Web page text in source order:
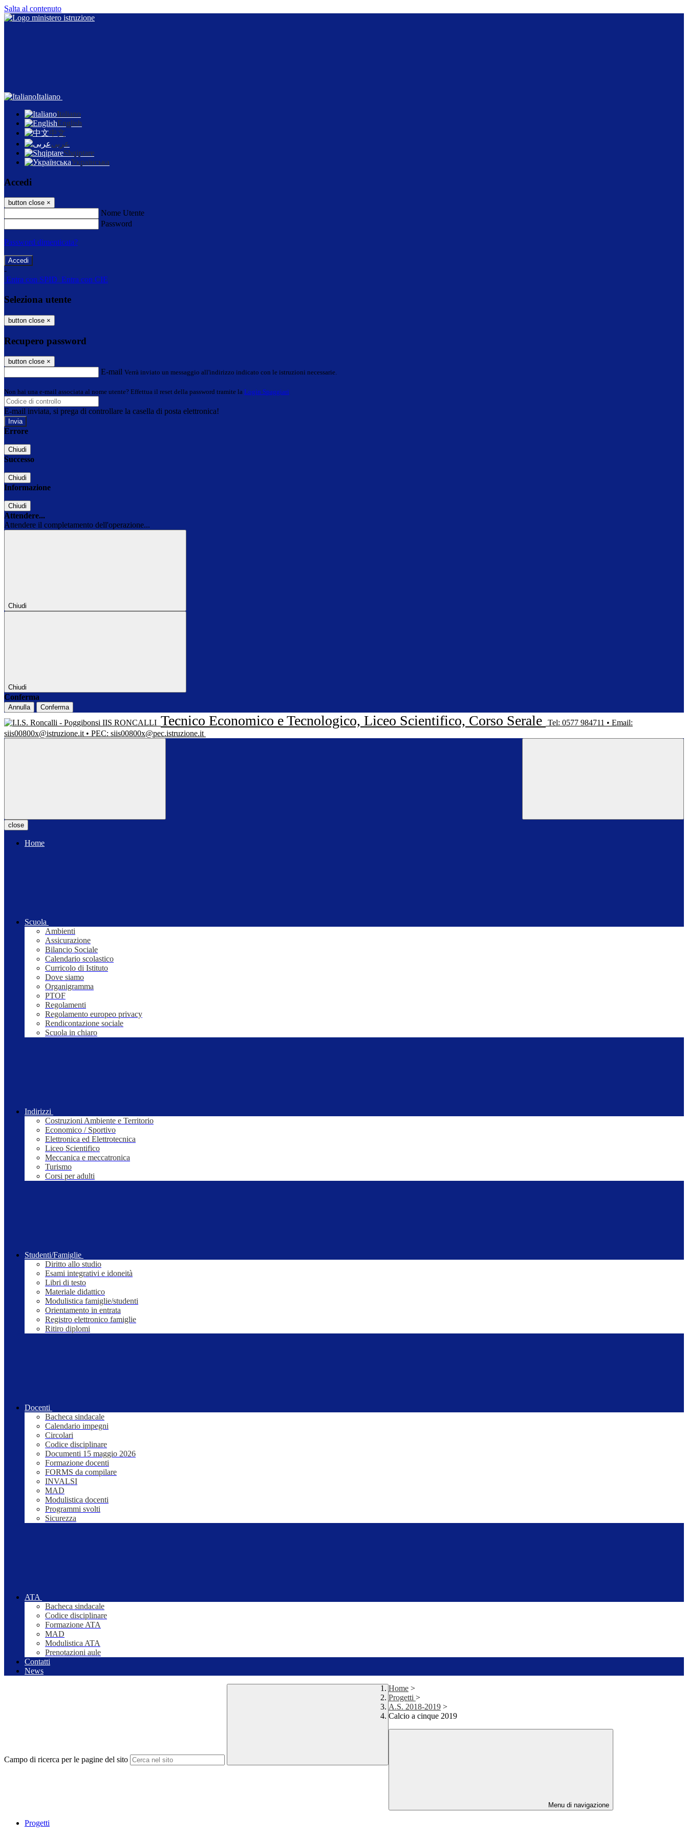
Salta al contenuto
Italiano
Italiano
English
中文
عربى
Shqiptare
Українська
Accedi
button close ×
Nome Utente
Password
Password dimenticata?
-
Entra con SPID Entra con CIE
Seleziona utente
button close ×
Recupero password
button close ×
E-mail Verrà inviato un messaggio all'indirizzo indicato con le istruzioni necessarie.
Non hai una e-mail associata al nome utente? Effettua il reset della password tramite la Login Spaggiari
E-mail inviata, si prega di controllare la casella di posta elettronica!
Errore
Chiudi
Successo
Chiudi
Informazione
Chiudi
Attendere...
Attendere il completamento dell'operazione...
Chiudi
Chiudi
Conferma
Annulla Conferma
IIS RONCALLI Tecnico Economico e Tecnologico, Liceo Scientifico, Corso Serale
Tel: 0577 984711 • Email:
siis00800x@istruzione.it • PEC: siis00800x@pec.istruzione.it
close
Home
Scuola
Ambienti
Assicurazione
Bilancio Sociale
Calendario scolastico
Curricolo di Istituto
Dove siamo
Organigramma
PTOF
Regolamenti
Regolamento europeo privacy
Rendicontazione sociale
Scuola in chiaro
Indirizzi
Costruzioni Ambiente e Territorio
Economico / Sportivo
Elettronica ed Elettrotecnica
Liceo Scientifico
Meccanica e meccatronica
Turismo
Corsi per adulti
Studenti/Famiglie
Diritto allo studio
Esami integrativi e idoneità
Libri di testo
Materiale didattico
Modulistica famiglie/studenti
Orientamento in entrata
Registro elettronico famiglie
Ritiro diplomi
Docenti
Bacheca sindacale
Calendario impegni
Circolari
Codice disciplinare
Documenti 15 maggio 2026
Formazione docenti
FORMS da compilare
INVALSI
MAD
Modulistica docenti
Programmi svolti
Sicurezza
ATA
Bacheca sindacale
Codice disciplinare
Formazione ATA
MAD
Modulistica ATA
Prenotazioni aule
Contatti
News
Campo di ricerca per le pagine del sito
Home >
Progetti >
A.S. 2018-2019 >
Calcio a cinque 2019
Menu di navigazione
Progetti